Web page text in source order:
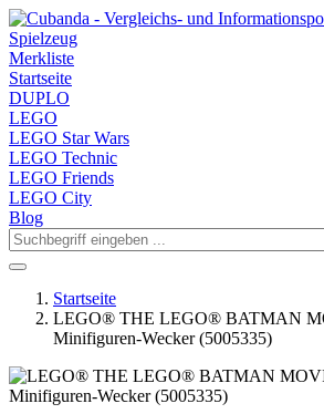
Merkliste
Startseite
DUPLO
LEGO
LEGO Star Wars
LEGO Technic
LEGO Friends
LEGO City
Blog
Startseite
LEGO® THE LEGO® BATMAN
Minifiguren-Wecker (5005335)